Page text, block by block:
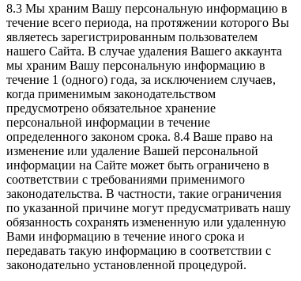
8.3 Мы храним Вашу персональную информацию в
течение всего периода, на протяжении которого Вы
являетесь зарегистрированным пользователем
нашего Сайта. В случае удаления Вашего аккаунта
мы храним Вашу персональную информацию в
течение 1 (одного) года, за исключением случаев,
когда применимым законодательством
предусмотрено обязательное хранение
персональной информации в течение
определенного законом срока. 8.4 Ваше право на
изменение или удаление Вашей персональной
информации на Сайте может быть ограничено в
соответствии с требованиями применимого
законодательства. В частности, такие ограничения
по указанной причине могут предусматривать нашу
обязанность сохранять измененную или удаленную
Вами информацию в течение иного срока и
передавать такую информацию в соответствии с
законодательно установленной процедурой.